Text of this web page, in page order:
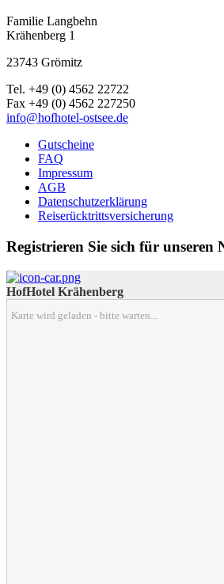
Familie Langbehn
Krähenberg 1
23743 Grömitz
Tel. +49 (0) 4562 22722
Fax +49 (0) 4562 227250
info@hofhotel-ostsee.de
Gutscheine
FAQ
Impressum
AGB
Datenschutzerklärung
Reiserücktrittsversicherung
Registrieren Sie sich für unseren
HofHotel Krähenberg
Karte wird geladen - bitte warten...